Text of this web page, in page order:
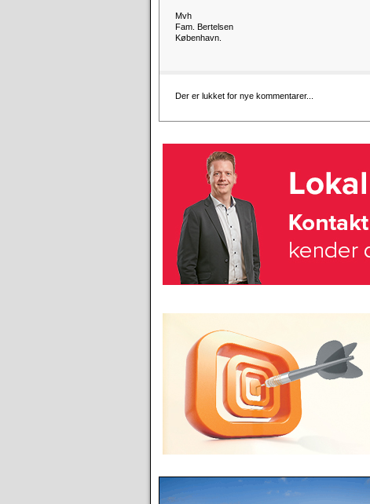
Mvh
Fam. Bertelsen
København.
Der er lukket for nye kommentarer...